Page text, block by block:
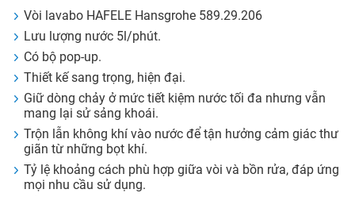
Vòi lavabo HAFELE Hansgrohe 589.29.206
Lưu lượng nước 5l/phút.
Có bộ pop-up.
Thiết kế sang trọng, hiện đại.
Giữ dòng chảy ở mức tiết kiệm nước tối đa nhưng vẫn
mang lại sử sảng khoái.
Trộn lẫn không khí vào nước để tận hưởng cảm giác thư
giãn từ những bọt khí.
Tỷ lệ khoảng cách phù hợp giữa vòi và bồn rửa, đáp ứng
mọi nhu cầu sử dụng.